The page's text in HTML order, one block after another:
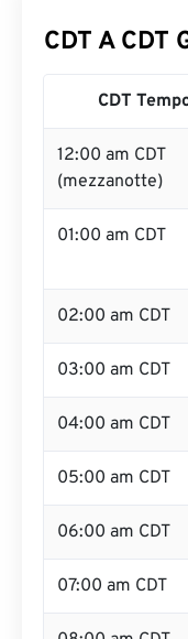
CDT A CDT
CDT
12:00 am CDT
(mezzanotte)
01:00 am CDT
02:00 am CDT
03:00 am CDT
04:00 am CDT
05:00 am CDT
06:00 am CDT
07:00 am CDT